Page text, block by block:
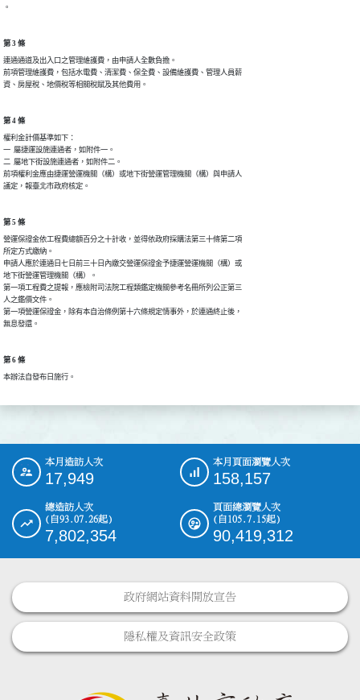
。
第 3 條
連通通道及出入口之管理維護費，由申請人全數負擔。
前項管理維護費，包括水電費、清潔費、保全費、設備維護費、管理人員薪
資、房屋稅、地價稅等相關稅賦及其他費用。
第 4 條
權利金計價基準如下：
一  屬捷運設施連通者，如附件一。
二  屬地下街設施連通者，如附件二。
前項權利金應由捷運營運機關（構）或地下街營運管理機關（構）與申請人
議定，報臺北市政府核定。
第 5 條
營運保證金依工程費總額百分之十計收，並得依政府採購法第三十條第二項
所定方式繳納。
申請人應於連通日七日前三十日內繳交營運保證金予捷運營運機關（構）或
地下街營運管理機關（構）。
第一項工程費之提報，應檢附司法院工程類鑑定機關參考名冊所列公正第三
人之鑑價文件。
第一項營運保證金，除有本自治條例第十六條規定情事外，於連通終止後，
無息發還。
第 6 條
本辦法自發布日施行。
::: 本月造訪人次
17,949
本月頁面瀏覽人次
158,157
總造訪人次
(自93.07.26起)
7,802,354
頁面總瀏覽人次
(自105.7.15起)
90,419,312
政府網站資料開放宣告
隱私權及資訊安全政策